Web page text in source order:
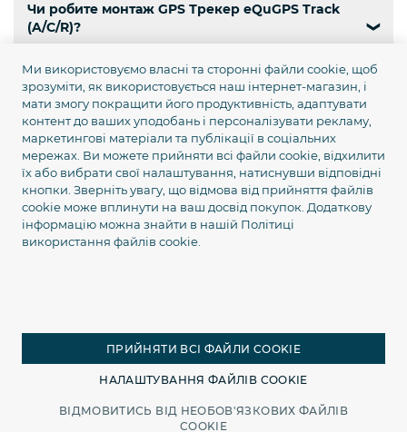
1689грн
Купити
Чи робите монтаж GPS Трекер eQuGPS Track
(A/C/R)?
❯
Скільки коштує доставка GPS Трекер eQuGPS
Track (A/C/R) по Україні?
Чи є самовивіз GPS Трекер eQuGPS Track (A/C/R)?
❯
Чи є кур’єрська доставка GPS Трекер eQuGPS
Track (A/C/R) по Києву?
Яка гарантія на GPS Трекер eQuGPS Track (A/C/R)?
Ми використовуємо власні та сторонні файли cookie, щоб
зрозуміти, як використовується наш інтернет-магазин, і
мати змогу покращити його продуктивність, адаптувати
контент до ваших уподобань і персоналізувати рекламу,
маркетингові матеріали та публікації в соціальних
мережах. Ви можете прийняти всі файли cookie, відхилити
їх або вибрати свої налаштування, натиснувши відповідні
кнопки. Зверніть увагу, що відмова від прийняття файлів
cookie може вплинути на ваш досвід покупок. Додаткову
інформацію можна знайти в нашій Політиці
використання файлів cookie.
ПРИЙНЯТИ ВСІ ФАЙЛИ COOKIE
НАЛАШТУВАННЯ ФАЙЛІВ COOKIE
ВІДМОВИТИСЬ ВІД НЕОБОВ'ЯЗКОВИХ ФАЙЛІВ
COOKIE